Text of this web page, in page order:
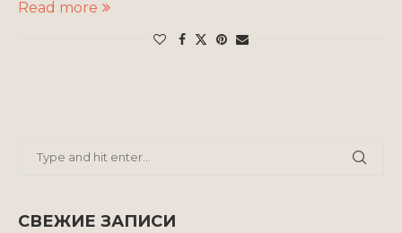
Read more
СВЕЖИЕ ЗАПИСИ